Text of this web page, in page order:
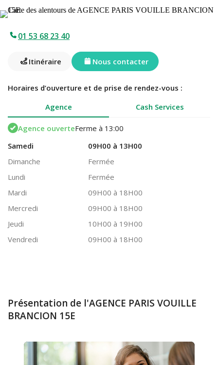
01 53 68 23 40
Itinéraire Nous contacter
Horaires d’ouverture et de prise de rendez-vous :
Agence
Cash Services
Agence ouverteFerme à 13:00
Samedi
09H00 à 13H00
Dimanche
Fermée
Lundi
Fermée
Mardi
09H00 à 18H00
Mercredi
09H00 à 18H00
Jeudi
10H00 à 19H00
Vendredi
09H00 à 18H00
Présentation de l'AGENCE PARIS VOUILLE
BRANCION 15E